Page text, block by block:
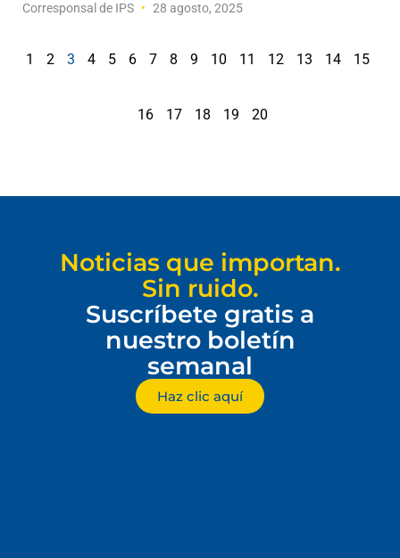
Corresponsal de IPS 28 agosto, 2025
1 2 3 4 5 6 7 8 9 10 11 12 13 14 15
16 17 18 19 20
Noticias que importan.
Sin ruido.
Suscríbete gratis a
nuestro boletín
semanal
Haz clic aquí